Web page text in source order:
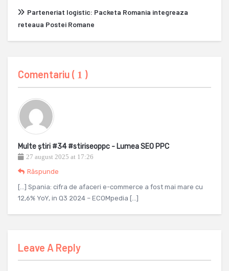
Parteneriat logistic: Packeta Romania integreaza
reteaua Postei Romane
Comentariu ( 1 )
Multe știri #34 #stiriseoppc - Lumea SEO PPC
27 august 2025 at 17:26
Răspunde
[…] Spania: cifra de afaceri e-commerce a fost mai mare cu
12,6% YoY, in Q3 2024 – ECOMpedia […]
Leave A Reply